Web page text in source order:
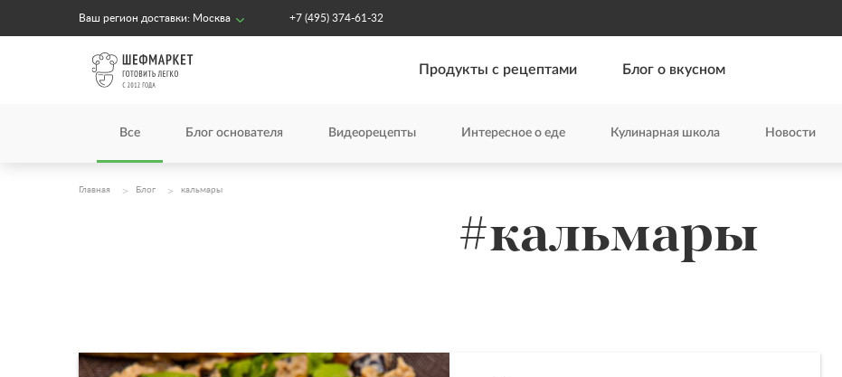
Ваш регион доставки: Москва +7 (495) 374-61-32
Продукты с рецептами Блог о вкусном
Все Блог основателя Видеорецепты Интересное о еде Кулинарная школа Новости
Главная Блог кальмары
#кальмары